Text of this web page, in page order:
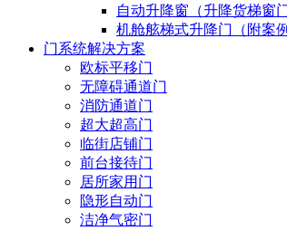
自动升降窗（升降货梯窗门
机舱舷梯式升降门（附案例
门系统解决方案
欧标平移门
无障碍通道门
消防通道门
超大超高门
临街店铺门
前台接待门
居所家用门
隐形自动门
洁净气密门